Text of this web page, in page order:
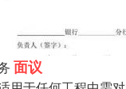
面议